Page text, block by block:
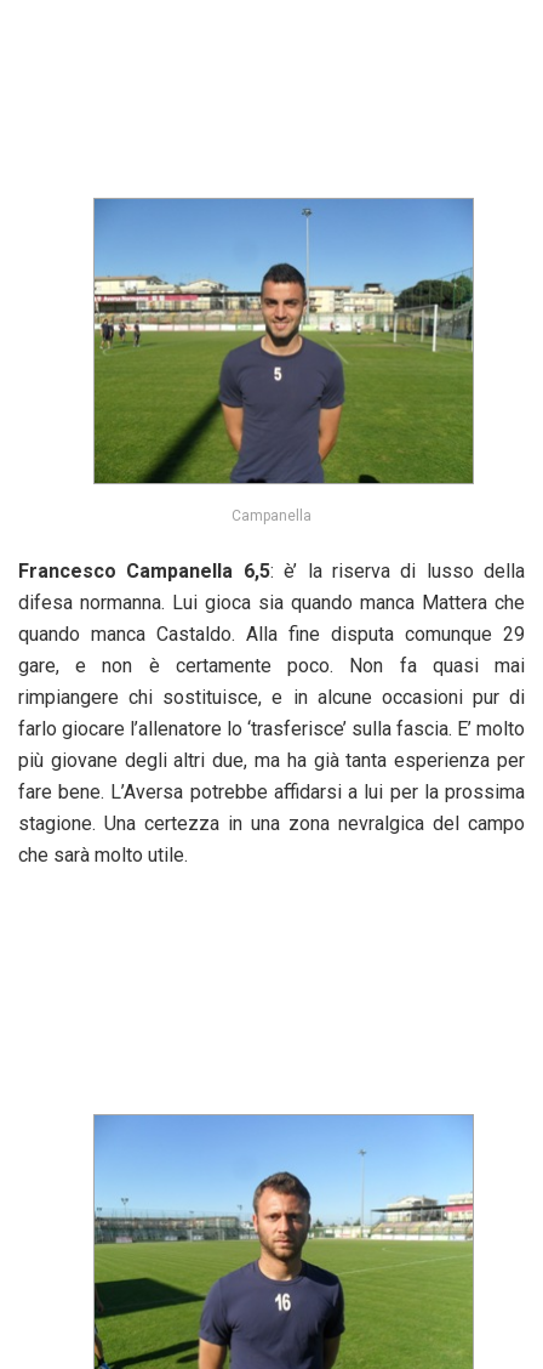
Campanella
Francesco Campanella 6,5: è’ la riserva di lusso della
difesa normanna. Lui gioca sia quando manca Mattera che
quando manca Castaldo. Alla fine disputa comunque 29
gare, e non è certamente poco. Non fa quasi mai
rimpiangere chi sostituisce, e in alcune occasioni pur di
farlo giocare l’allenatore lo ‘trasferisce’ sulla fascia. E’ molto
più giovane degli altri due, ma ha già tanta esperienza per
fare bene. L’Aversa potrebbe affidarsi a lui per la prossima
stagione. Una certezza in una zona nevralgica del campo
che sarà molto utile.